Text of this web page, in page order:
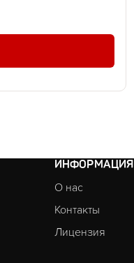
ИНФОРМАЦИЯ
О нас
Контакты
Лицензия